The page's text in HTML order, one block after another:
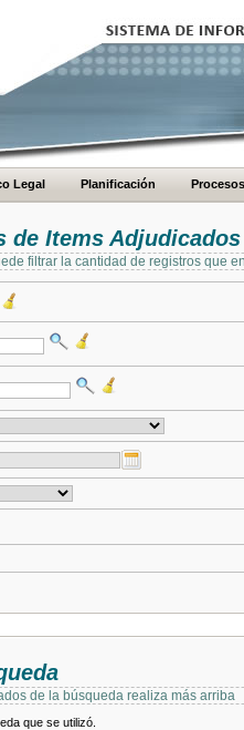
Legal Planificación Procesos
de Items Adjudicados
filtrar la cantidad de registros que
de la búsqueda realiza más arriba
que se utilizó.